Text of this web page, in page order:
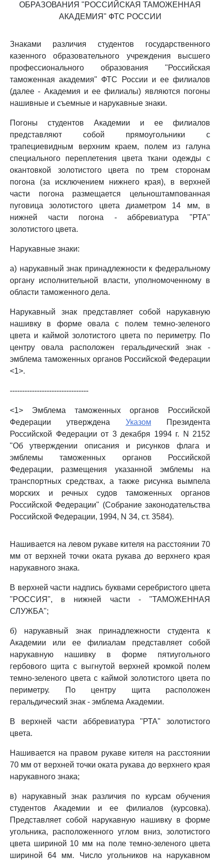
ОБРАЗОВАНИЯ "РОССИЙСКАЯ ТАМОЖЕННАЯ
АКАДЕМИЯ" ФТС РОССИИ
Знаками различия студентов государственного
казенного образовательного учреждения высшего
профессионального образования "Российская
таможенная академия" ФТС России и ее филиалов
(далее - Академия и ее филиалы) являются погоны
нашивные и съемные и нарукавные знаки.
Погоны студентов Академии и ее филиалов
представляют собой прямоугольники с
трапециевидным верхним краем, полем из галуна
специального переплетения цвета ткани одежды с
окантовкой золотистого цвета по трем сторонам
погона (за исключением нижнего края), в верхней
части погона размещается цельноштампованная
пуговица золотистого цвета диаметром 14 мм, в
нижней части погона - аббревиатура "РТА"
золотистого цвета.
Нарукавные знаки:
а) нарукавный знак принадлежности к федеральному
органу исполнительной власти, уполномоченному в
области таможенного дела.
Нарукавный знак представляет собой нарукавную
нашивку в форме овала с полем темно-зеленого
цвета и каймой золотистого цвета по периметру. По
центру овала расположен геральдический знак -
эмблема таможенных органов Российской Федерации
<1>.
--------------------------------
<1> Эмблема таможенных органов Российской
Федерации утверждена Указом Президента
Российской Федерации от 3 декабря 1994 г. N 2152
"Об утверждении описания и рисунков флага и
эмблемы таможенных органов Российской
Федерации, размещения указанной эмблемы на
транспортных средствах, а также рисунка вымпела
морских и речных судов таможенных органов
Российской Федерации" (Собрание законодательства
Российской Федерации, 1994, N 34, ст. 3584).
Нашивается на левом рукаве кителя на расстоянии 70
мм от верхней точки оката рукава до верхнего края
нарукавного знака.
В верхней части надпись буквами серебристого цвета
"РОССИЯ", в нижней части - "ТАМОЖЕННАЯ
СЛУЖБА";
б) нарукавный знак принадлежности студента к
Академии или ее филиалам представляет собой
нарукавную нашивку в форме пятиугольного
гербового щита с выгнутой верхней кромкой полем
темно-зеленого цвета с каймой золотистого цвета по
периметру. По центру щита расположен
геральдический знак - эмблема Академии.
В верхней части аббревиатура "РТА" золотистого
цвета.
Нашивается на правом рукаве кителя на расстоянии
70 мм от верхней точки оката рукава до верхнего края
нарукавного знака;
в) нарукавный знак различия по курсам обучения
студентов Академии и ее филиалов (курсовка).
Представляет собой нарукавную нашивку в форме
угольника, расположенного углом вниз, золотистого
цвета шириной 10 мм на поле темно-зеленого цвета
шириной 64 мм. Число угольников на нарукавном